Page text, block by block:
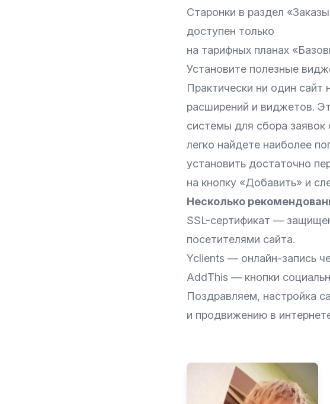
Старонки в раздел
доступен только
на тарифных планах
Установите полезные
Практически ни один сайт
расширений и виджетов.
системы для сбора заявок
легко найдете наиболее
установить достаточно
на кнопку «Добавить» и
Несколько
SSL-сертификат —
посетителями сайта.
Yclients — онлайн-запись
AddThis — кнопки
Поздравляем, настройка
и продвижению в